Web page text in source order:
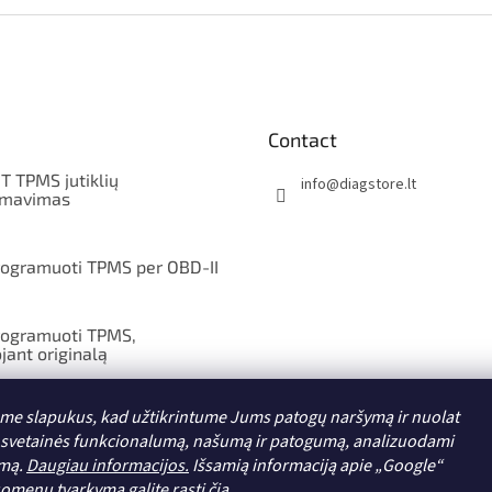
slapukus, kad užtikrintume Jums patogų naršymą ir nuolat
funkcionalumą, našumą ir patogumą, analizuodami
Daugiau informacijos. Išsamią informaciją apie „Google“
TPMS jutiklių
TPMS per OBD-II
TPMS,
originalą
TPMS rankiniu
Contact
info@diagstore.lt